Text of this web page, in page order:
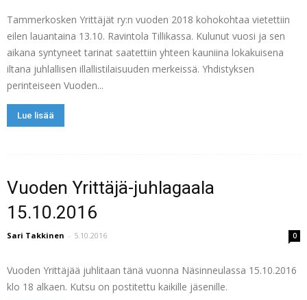
Tammerkosken Yrittäjät ry:n vuoden 2018 kohokohtaa vietettiin
eilen lauantaina 13.10. Ravintola Tillikassa. Kulunut vuosi ja sen
aikana syntyneet tarinat saatettiin yhteen kauniina lokakuisena
iltana juhlallisen illallistilaisuuden merkeissä. Yhdistyksen
perinteiseen Vuoden...
Lue lisää
Vuoden Yrittäjä-juhlagaala
15.10.2016
Sari Takkinen - 5.10.2016 0
Vuoden Yrittäjää juhlitaan tänä vuonna Näsinneulassa 15.10.2016
klo 18 alkaen. Kutsu on postitettu kaikille jäsenille.